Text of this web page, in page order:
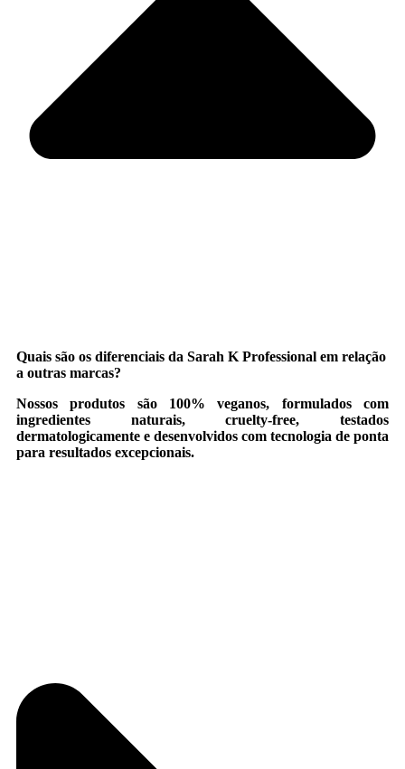
Quais são os diferenciais da Sarah K Professional em relação
a outras marcas?
Nossos produtos são 100% veganos, formulados com
ingredientes naturais, cruelty-free, testados
dermatologicamente e desenvolvidos com tecnologia de ponta
para resultados excepcionais.